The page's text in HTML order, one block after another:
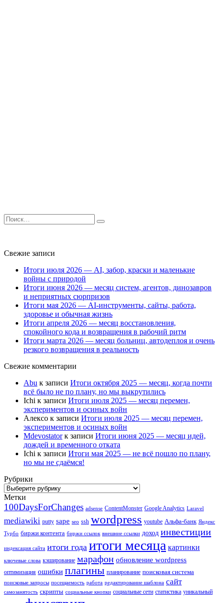
Search
for:
Свежие записи
Итоги июля 2026 — AI, забор, краски и маленькие
войны с природой
Итоги июня 2026 — месяц систем, агентов, динозавров
и неприятных сюрпризов
Итоги мая 2026 — AI-инструменты, сайты, работа,
здоровье и обычная жизнь
Итоги апреля 2026 — месяц восстановления,
спокойного кода и возвращения в рабочий ритм
Итоги марта 2026 — месяц больниц, автодеплоя и очень
резкого возвращения в реальность
Свежие комментарии
Abu к записи Итоги октября 2025 — месяц, когда почти
всё было не по плану, но мы выкрутились
Ichi к записи Итоги июля 2025 — месяц перемен,
экспериментов и осиных войн
Алексо к записи Итоги июля 2025 — месяц перемен,
экспериментов и осиных войн
Mdevostatorк записи Итоги июня 2025 — месяц идей,
дождей и временного отката
Ichi к записи Итоги мая 2025 — не всё пошло по плану,
но мы не сдаёмся!
Рубрики
Рубрики
Метки
100DaysForChanges adsense ContentMonster Google Analytics Laravel
mediawiki putty sape seo ssh wordpress youtube Альфа-банк Яндекс
Турбо биржи контента биржи ссылок внешние ссылки доход инвестиции
индексация сайта итоги года итоги месяца картинки
ключевые слова кэширование марафон обновление wordpress
оптимизация ошибки плагины планирование поисковая система
поисковые запросы посещаемость работа редактирование шаблона сайт
самозанятость скрипты социальные кнопки социальные сети статистика уникальный